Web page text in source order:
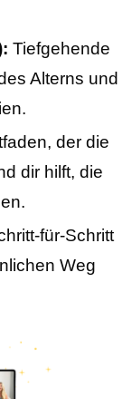
Tiefgehende
Alterns und
der die
dir hilft, die
für-Schritt
Weg